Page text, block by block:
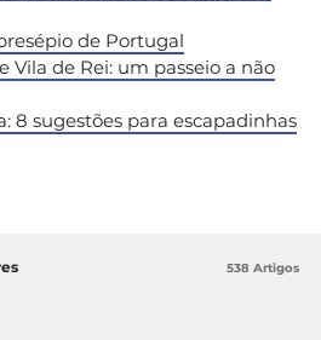
de Portugal
Vila de Rei: um passeio a não
8 sugestões para escapadinhas
538 Artigos